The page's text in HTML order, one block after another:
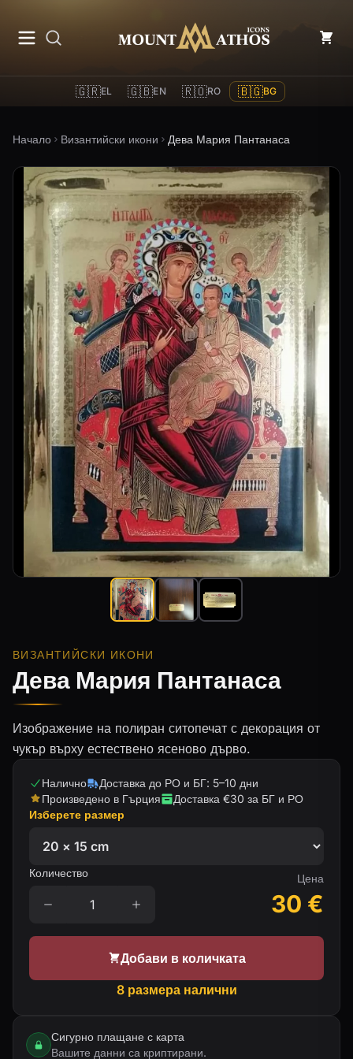
Mount Athos Icons
🇬🇷EL 🇬🇧EN 🇷🇴RO 🇧🇬BG
Начало Византийски икони Дева Мария Пантанаса
ВИЗАНТИЙСКИ ИКОНИ
Дева Мария Пантанаса
Изображение на полиран ситопечат с декорация от
чукър върху естествено ясеново дърво.
Налично
Доставка до РО и БГ: 5–10 дни
Произведено в Гърция
Доставка €30 за БГ и РО
Изберете размер
Количество Цена
30 €
Добави в количката
8 размера налични
Сигурно плащане с карта
Вашите данни са криптирани.